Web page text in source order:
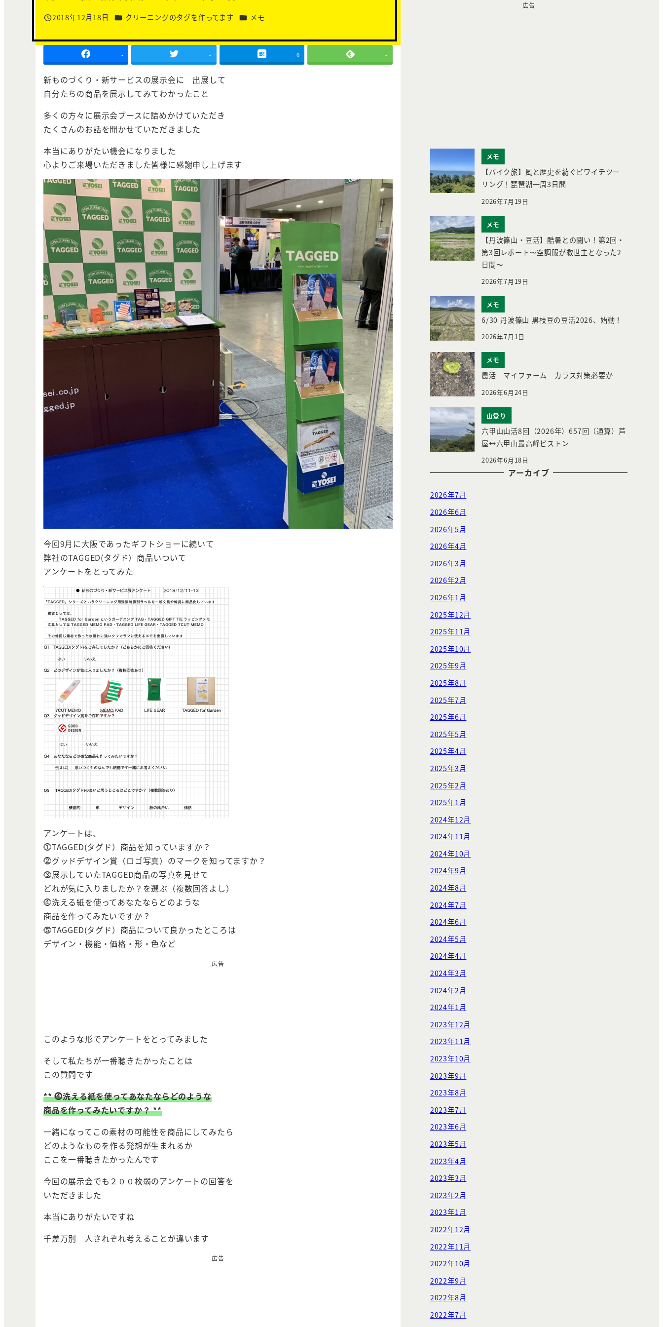
投稿日
2018年12月18日 カテゴリー
クリーニングのタグを作ってます カテゴリー
メモ
- - 0 -
新ものづくり・新サービスの展示会に 出展して
自分たちの商品を展示してみてわかったこと
多くの方々に展示会ブースに詰めかけていただき
たくさんのお話を聞かせていただきました
本当にありがたい機会になりました
心よりご来場いただきました皆様に感謝申し上げます
今回9月に大阪であったギフトショーに続いて
弊社のTAGGED(タグド）商品いついて
アンケートをとってみた
アンケートは、
⓵TAGGED(タグド）商品を知っていますか？
⓶グッドデザイン賞（ロゴ写真）のマークを知ってますか？
⓷展示していたTAGGED商品の写真を見せて
どれが気に入りましたか？を選ぶ（複数回答よし）
⓸洗える紙を使ってあなたならどのような
商品を作ってみたいですか？
⓹TAGGED(タグド）商品について良かったところは
デザイン・機能・価格・形・色など
広告
このような形でアンケートをとってみました
そして私たちが一番聴きたかったことは
この質問です
** ⓸洗える紙を使ってあなたならどのような
商品を作ってみたいですか？ **
一緒になってこの素材の可能性を商品にしてみたら
どのようなものを作る発想が生まれるか
ここを一番聴きたかったんです
今回の展示会でも２００枚弱のアンケートの回答を
いただきました
本当にありがたいですね
千差万別 人されぞれ考えることが違います
広告
広告
メモ
【バイク旅】風と歴史を紡ぐビワイチツー
リング！琵琶湖一周3日間
2026年7月19日
メモ
【丹波篠山・豆活】酷暑との闘い！第2回・
第3回レポート〜空調服が救世主となった2
日間〜
2026年7月19日
メモ
6/30 丹波篠山 黒枝豆の豆活2026、始動！
2026年7月1日
メモ
農活 マイファーム カラス対策必要か
2026年6月24日
山登り
六甲山山活8回（2026年）657回（通算）芦
屋↔︎六甲山最高峰ピストン
2026年6月18日
アーカイブ
2026年7月
2026年6月
2026年5月
2026年4月
2026年3月
2026年2月
2026年1月
2025年12月
2025年11月
2025年10月
2025年9月
2025年8月
2025年7月
2025年6月
2025年5月
2025年4月
2025年3月
2025年2月
2025年1月
2024年12月
2024年11月
2024年10月
2024年9月
2024年8月
2024年7月
2024年6月
2024年5月
2024年4月
2024年3月
2024年2月
2024年1月
2023年12月
2023年11月
2023年10月
2023年9月
2023年8月
2023年7月
2023年6月
2023年5月
2023年4月
2023年3月
2023年2月
2023年1月
2022年12月
2022年11月
2022年10月
2022年9月
2022年8月
2022年7月